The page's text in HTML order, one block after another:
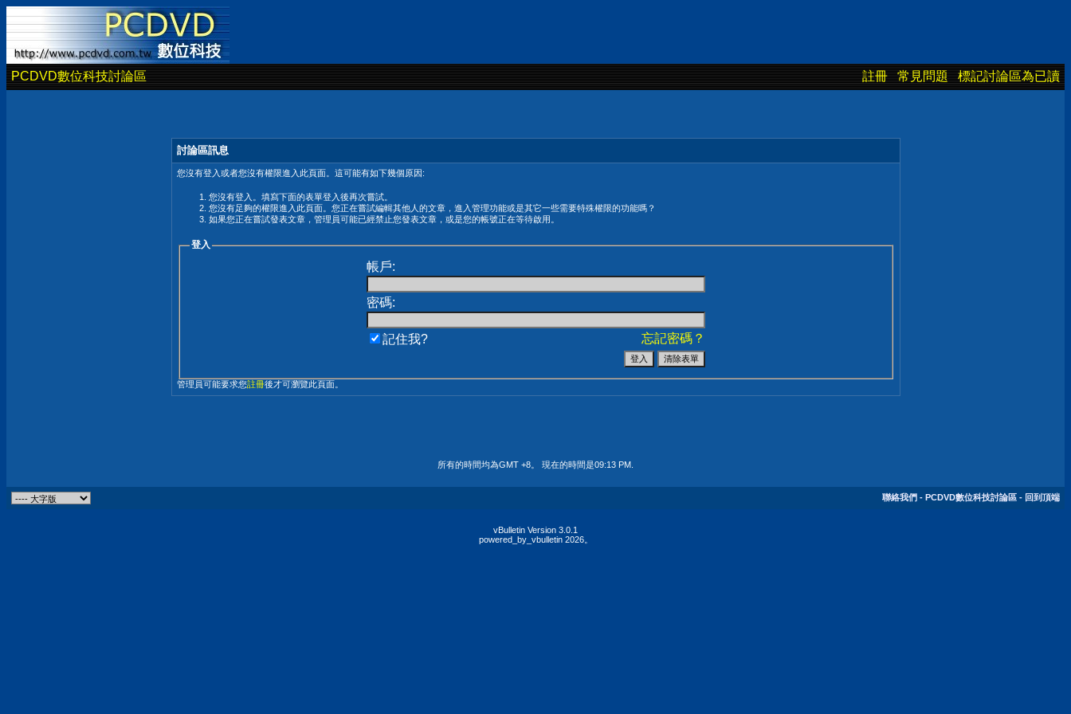
PCDVD數位科技討論區 註冊 常見問題 標記討論區為已讀
討論區訊息
您沒有登入或者您沒有權限進入此頁面。這可能有如下幾個原因:
您沒有登入。填寫下面的表單登入後再次嘗試。
您沒有足夠的權限進入此頁面。您正在嘗試編輯其他人的文章，進入管理功能或是其它一些需要特殊權限的功能嗎？
如果您正在嘗試發表文章，管理員可能已經禁止您發表文章，或是您的帳號正在等待啟用。
登入
帳戶:
密碼:
忘記密碼？
記住我?
管理員可能要求您註冊後才可瀏覽此頁面。
所有的時間均為GMT +8。 現在的時間是09:13 PM
聯絡我們 - PCDVD數位科技討論區 - 回到頂端
vBulletin Version 3.0.1
powered_by_vbulletin 2026。